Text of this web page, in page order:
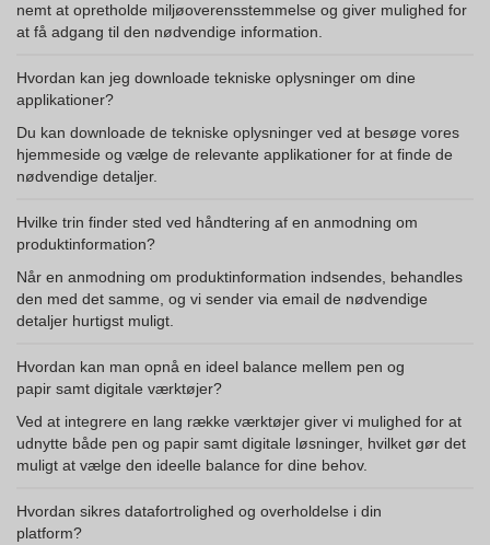
nemt at opretholde miljøoverensstemmelse og giver mulighed for
at få adgang til den nødvendige information.
Hvordan kan jeg downloade tekniske oplysninger om dine
applikationer?
Du kan downloade de tekniske oplysninger ved at besøge vores
hjemmeside og vælge de relevante applikationer for at finde de
nødvendige detaljer.
Hvilke trin finder sted ved håndtering af en anmodning om
produktinformation?
Når en anmodning om produktinformation indsendes, behandles
den med det samme, og vi sender via email de nødvendige
detaljer hurtigst muligt.
Hvordan kan man opnå en ideel balance mellem pen og
papir samt digitale værktøjer?
Ved at integrere en lang række værktøjer giver vi mulighed for at
udnytte både pen og papir samt digitale løsninger, hvilket gør det
muligt at vælge den ideelle balance for dine behov.
Hvordan sikres datafortrolighed og overholdelse i din
platform?